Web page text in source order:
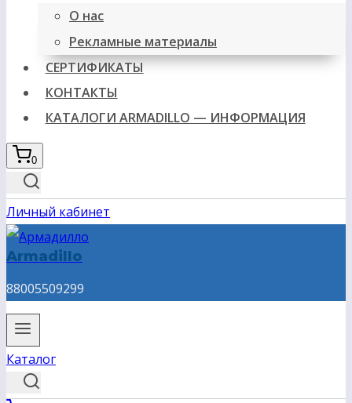
О нас
Рекламные материалы
СЕРТИФИКАТЫ
КОНТАКТЫ
КАТАЛОГИ ARMADILLO — ИНФОРМАЦИЯ
0
Личный кабинет
Armadillo
88005509299
Каталог